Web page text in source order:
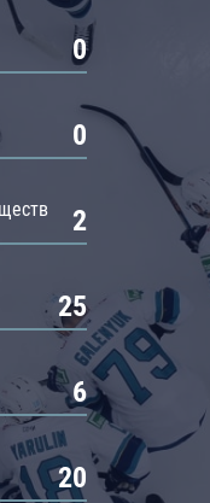
0
0
2
25
6
20